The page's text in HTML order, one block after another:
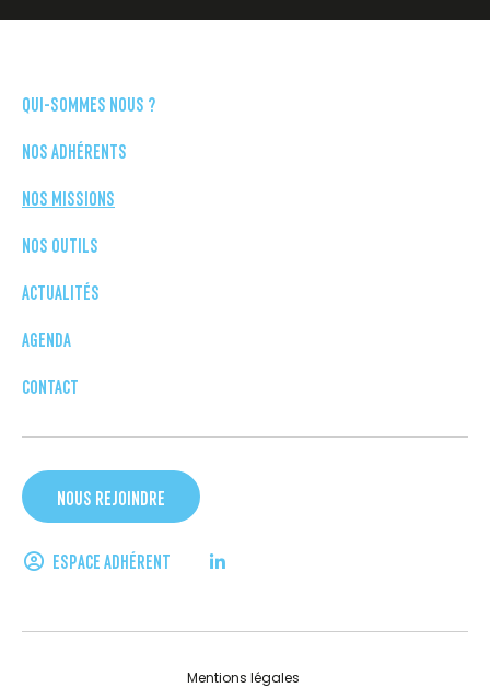
QUI-SOMMES NOUS ?
NOS ADHÉRENTS
NOS MISSIONS
NOS OUTILS
ACTUALITÉS
AGENDA
CONTACT
NOUS REJOINDRE
ESPACE ADHÉRENT
Mentions légales